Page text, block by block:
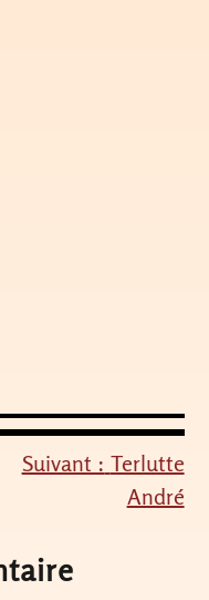
Suivant : Terlutte
André